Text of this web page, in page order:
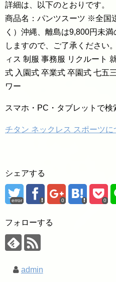
詳細は、以下のとおりです。
商品名：パンツスーツ ※全国
く）沖縄、離島は9,800円未
しますので、ご了承ください
ィス 制服 事務服 リクルート
式 入園式 卒業式 卒園式 七五
ワー
スマホ・PC・タブレットで検
チタン ネックレス スポーツ
シェアする
error 0 0
フォローする
admin